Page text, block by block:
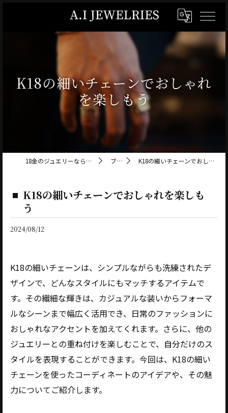
K18の細いチェーンでおしゃれ
を楽しもう
18金のジュエリーならA.I JEWELRIES ブログ K18の細いチェーンでおしゃれを楽しもう
K18の細いチェーンでおしゃれを楽しも
う
2024/08/12
K18の細いチェーンは、シンプルながらも洗練されたデ
ザインで、どんなスタイルにもマッチするアイテムで
す。その繊細な輝きは、カジュアルな装いからフォーマ
ルなシーンまで幅広く活用でき、日常のファッションに
おしゃれなアクセントを加えてくれます。さらに、他の
ジュエリーとの重ね付けを楽しむことで、自分だけのス
タイルを表現することができます。今回は、K18の細い
チェーンを使ったコーディネートのアイデアや、その魅
力についてご紹介します。